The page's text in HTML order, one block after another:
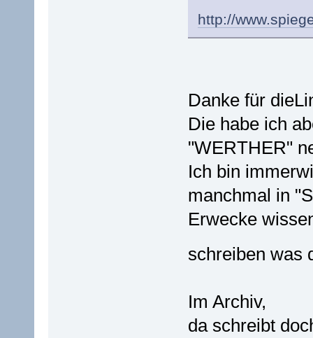
http://
Danke für
Die habe ich
"WERTHER"
Ich bin
manchmal in
Erwecke
schreiben
Im Archiv,
da schreibt